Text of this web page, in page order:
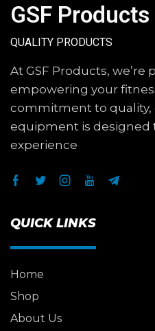
GSF Products
QUALITY PRODUCTS
At GSF Products, we’re
empowering your
commitment to quality,
equipment is designed
experience
QUICK LINKS
Home
Shop
About Us